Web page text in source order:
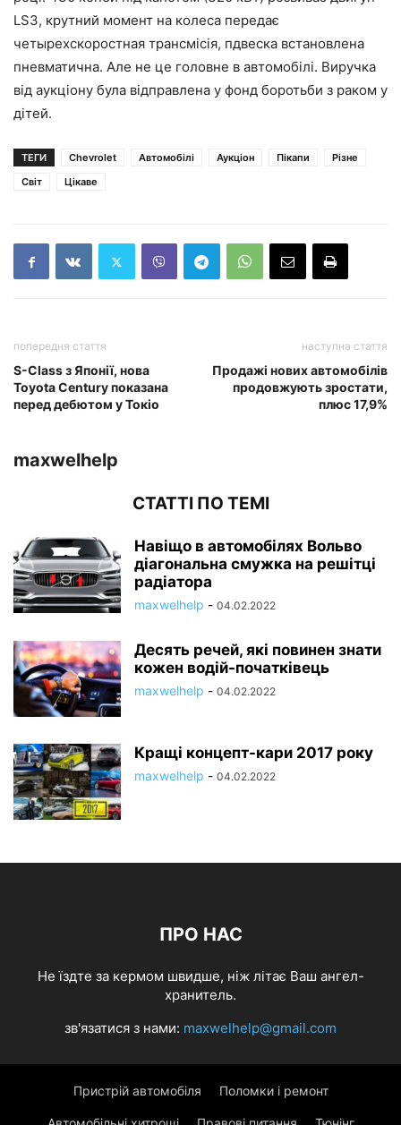
LS3, крутний момент на колеса передає
четырехскоростная трансмісія, пдвеска встановлена
пневматична. Але не це головне в автомобілі. Виручка
від аукціону була відправлена у фонд боротьби з раком у
дітей.
ТЕГИ Chevrolet Автомобілі Аукціон Пікапи
Різне
Світ
Цікаве
попередня стаття
S-Class з Японії, нова
Toyota Century показана
перед дебютом у Токіо
наступна стаття
Продажі нових автомобілів
продовжують зростати,
плюс 17,9%
maxwelhelp
СТАТТІ ПО ТЕМІ
Навіщо в автомобілях Вольво
діагональна смужка на решітці
радіатора
maxwelhelp - 04.02.2022
Десять речей, які повинен знати
кожен водій-початківець
maxwelhelp - 04.02.2022
Кращі концепт-кари 2017 року
maxwelhelp - 04.02.2022
ПРО НАС
Не їздте за кермом швидше, ніж літає Ваш ангел-
хранитель.
зв'язатися з нами: maxwelhelp@gmail.com
Пристрій автомобіля Поломки і ремонт